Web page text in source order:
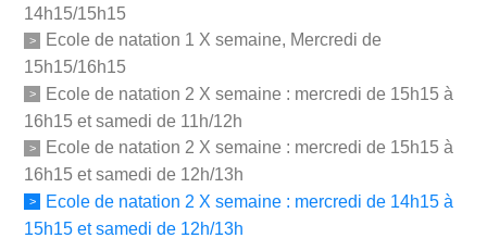
14h15/15h15
Ecole de natation 1 X semaine, Mercredi de
15h15/16h15
Ecole de natation 2 X semaine : mercredi de 15h15 à
16h15 et samedi de 11h/12h
Ecole de natation 2 X semaine : mercredi de 15h15 à
16h15 et samedi de 12h/13h
Ecole de natation 2 X semaine : mercredi de 14h15 à
15h15 et samedi de 12h/13h